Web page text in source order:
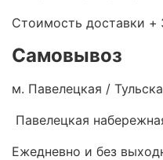
Стоимость доставки +
Самовывоз
м. Павелецкая /
Павелецкая
Ежедневно и без